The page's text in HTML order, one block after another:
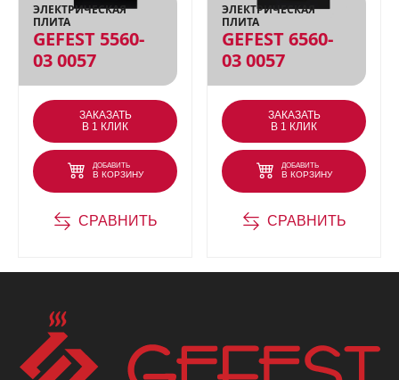
ЭЛЕКТРИЧЕСКАЯ
ПЛИТА
GEFEST 5560-
03 0057
ЗАКАЗАТЬ
В 1 КЛИК
ДОБАВИТЬ
В КОРЗИНУ
СРАВНИТЬ
ЭЛЕКТРИЧЕСКАЯ
ПЛИТА
GEFEST 6560-
03 0057
ЗАКАЗАТЬ
В 1 КЛИК
ДОБАВИТЬ
В КОРЗИНУ
СРАВНИТЬ